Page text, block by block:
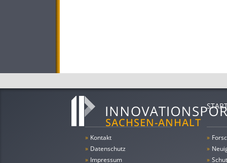
» Kontakt
» Datenschutz
» Impressum
»
»
»